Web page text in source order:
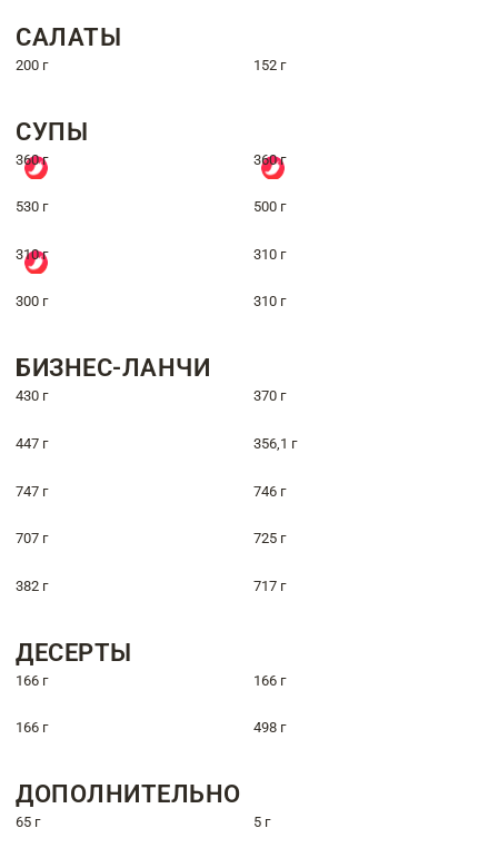
САЛАТЫ
200 г 152 г
СУПЫ
360 г 360 г
530 г 500 г
310 г 310 г
300 г 310 г
БИЗНЕС-ЛАНЧИ
430 г 370 г
447 г 356,1 г
747 г 746 г
707 г 725 г
382 г 717 г
ДЕСЕРТЫ
166 г 166 г
166 г 498 г
ДОПОЛНИТЕЛЬНО
65 г 5 г